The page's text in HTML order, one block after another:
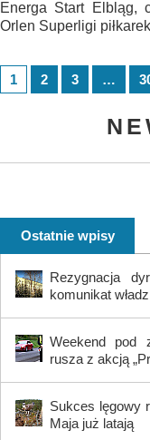
Energa Start Elbląg,
Orlen Superligi
1 2 3 …
Ostatnie wpisy
Rezygnacja
komunikat
Weekend pod
rusza z akcją
Sukces lęgowy
Maja już latają